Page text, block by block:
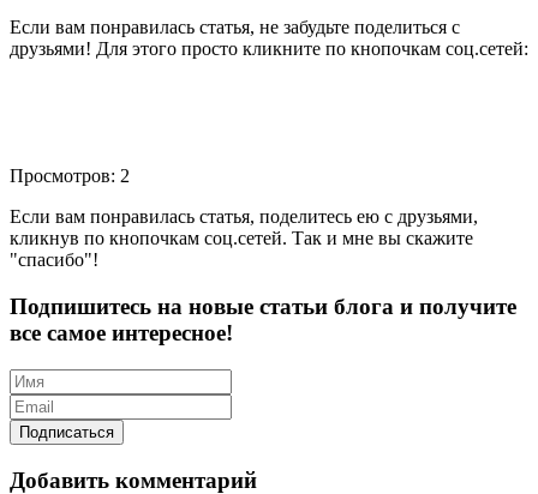
Если вам понравилась статья, не забудьте поделиться с
друзьями! Для этого просто кликните по кнопочкам соц.сетей:
Просмотров: 2
Если вам понравилась статья, поделитесь ею с друзьями,
кликнув по кнопочкам соц.сетей. Так и мне вы скажите
"спасибо"!
Подпишитесь на новые статьи блога и получите
все самое интересное!
Добавить комментарий